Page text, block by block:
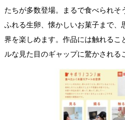
たちが多数登場。まるで食べられそ
ふれる生卵、懐かしいお菓子まで、
界を楽しめます。作品には触れるこ
ルな見た目のギャップに驚かされる